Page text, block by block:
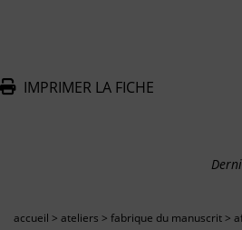
IMPRIMER LA FICHE
accueil > ateliers > fabrique du manuscrit>